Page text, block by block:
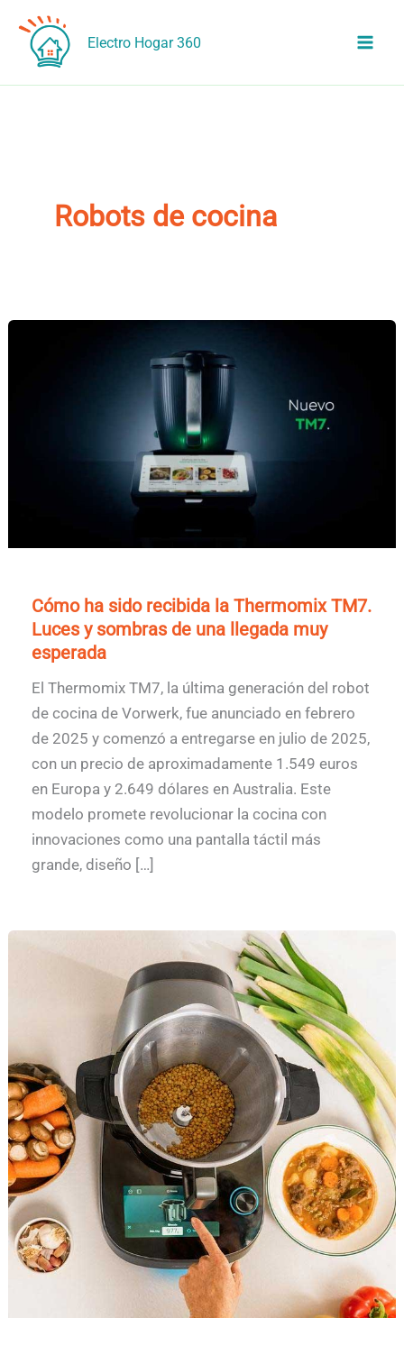
contenido
Electro Hogar 360
Robots de cocina
Cómo ha sido recibida la Thermomix TM7.
Luces y sombras de una llegada muy
esperada
El Thermomix TM7, la última generación del robot
de cocina de Vorwerk, fue anunciado en febrero
de 2025 y comenzó a entregarse en julio de 2025,
con un precio de aproximadamente 1.549 euros
en Europa y 2.649 dólares en Australia. Este
modelo promete revolucionar la cocina con
innovaciones como una pantalla táctil más
grande, diseño […]